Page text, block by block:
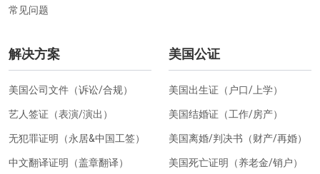
常见问题
解决方案
美国公司文件（诉讼/合规）
艺人签证（表演/演出）
无犯罪证明（永居&中国工签）
中文翻译证明（盖章翻译）
美国公证
美国出生证（户口/上学）
美国结婚证（工作/房产）
美国离婚/判决书（财产/再婚）
美国死亡证明（养老金/销户）